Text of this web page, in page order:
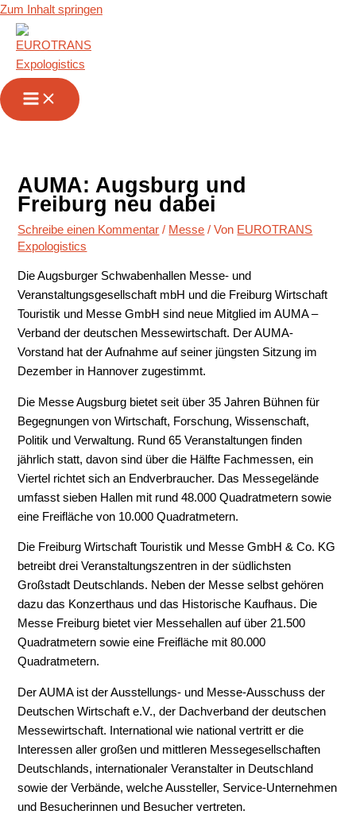
Zum Inhalt springen
AUMA: Augsburg und
Freiburg neu dabei
Schreibe einen Kommentar / Messe / Von EUROTRANS
Expologistics
Die Augsburger Schwabenhallen Messe- und
Veranstaltungsgesellschaft mbH und die Freiburg Wirtschaft
Touristik und Messe GmbH sind neue Mitglied im AUMA –
Verband der deutschen Messewirtschaft. Der AUMA-
Vorstand hat der Aufnahme auf seiner jüngsten Sitzung im
Dezember in Hannover zugestimmt.
Die Messe Augsburg bietet seit über 35 Jahren Bühnen für
Begegnungen von Wirtschaft, Forschung, Wissenschaft,
Politik und Verwaltung. Rund 65 Veranstaltungen finden
jährlich statt, davon sind über die Hälfte Fachmessen, ein
Viertel richtet sich an Endverbraucher. Das Messegelände
umfasst sieben Hallen mit rund 48.000 Quadratmetern sowie
eine Freifläche von 10.000 Quadratmetern.
Die Freiburg Wirtschaft Touristik und Messe GmbH & Co. KG
betreibt drei Veranstaltungszentren in der südlichsten
Großstadt Deutschlands. Neben der Messe selbst gehören
dazu das Konzerthaus und das Historische Kaufhaus. Die
Messe Freiburg bietet vier Messehallen auf über 21.500
Quadratmetern sowie eine Freifläche mit 80.000
Quadratmetern.
Der AUMA ist der Ausstellungs- und Messe-Ausschuss der
Deutschen Wirtschaft e.V., der Dachverband der deutschen
Messewirtschaft. International wie national vertritt er die
Interessen aller großen und mittleren Messegesellschaften
Deutschlands, internationaler Veranstalter in Deutschland
sowie der Verbände, welche Aussteller, Service-Unternehmen
und Besucherinnen und Besucher vertreten.